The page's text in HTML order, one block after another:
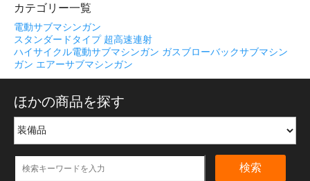
カテゴリー一覧
電動サブマシンガン
スタンダードタイプ 超高速連射
ハイサイクル電動サブマシンガン ガスブローバックサブマシン
ガン エアーサブマシンガン
ほかの商品を探す
検索